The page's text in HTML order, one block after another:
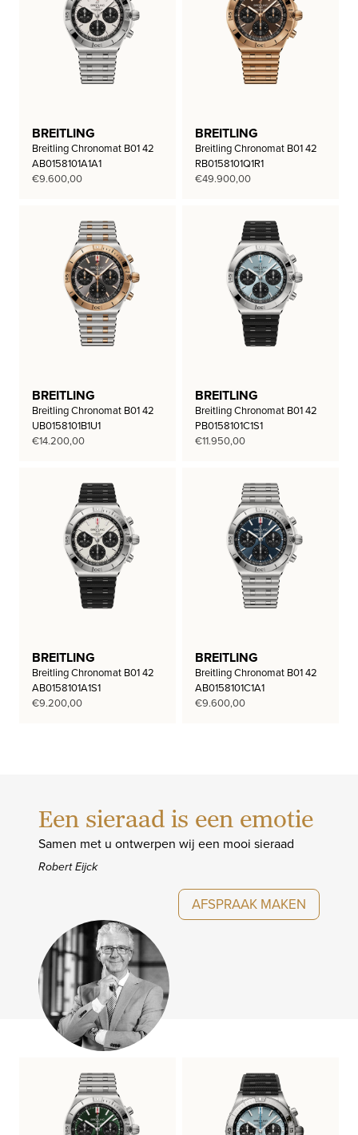
BREITLING
Breitling Chronomat B01 42
AB0158101A1A1
€9.600,00
BREITLING
Breitling Chronomat B01 42
RB0158101Q1R1
€49.900,00
BREITLING
Breitling Chronomat B01 42
UB0158101B1U1
€14.200,00
BREITLING
Breitling Chronomat B01 42
PB0158101C1S1
€11.950,00
BREITLING
Breitling Chronomat B01 42
AB0158101A1S1
€9.200,00
BREITLING
Breitling Chronomat B01 42
AB0158101C1A1
€9.600,00
Een sieraad is een emotie
Samen met u ontwerpen wij een mooi sieraad
Robert Eijck
AFSPRAAK MAKEN